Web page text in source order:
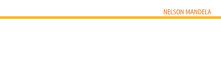
NELSON MANDELA